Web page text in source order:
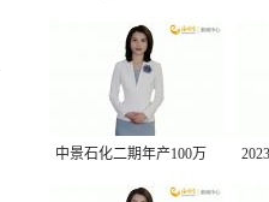
中景石化二期年产100万
吨丙烷脱氢项目建成中交 节